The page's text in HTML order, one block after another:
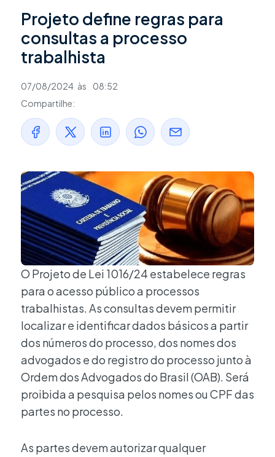
Projeto define regras para
consultas a processo
trabalhista
07/08/2024 às
08:52
Compartilhe:
O Projeto de Lei 1016/24 estabelece regras
para o acesso público a processos
trabalhistas. As consultas devem permitir
localizar e identificar dados básicos a partir
dos números do processo, dos nomes dos
advogados e do registro do processo junto à
Ordem dos Advogados do Brasil (OAB). Será
proibida a pesquisa pelos nomes ou CPF das
partes no processo.
As partes devem autorizar qualquer